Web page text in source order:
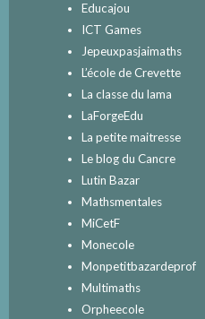
Educajou
ICT Games
Jepeuxpasjaimaths
L’école de Crevette
La classe du lama
LaForgeEdu
La petite maitresse
Le blog du Cancre
Lutin Bazar
Mathsmentales
MiCetF
Monecole
Monpetitbazardeprof
Multimaths
Orpheecole